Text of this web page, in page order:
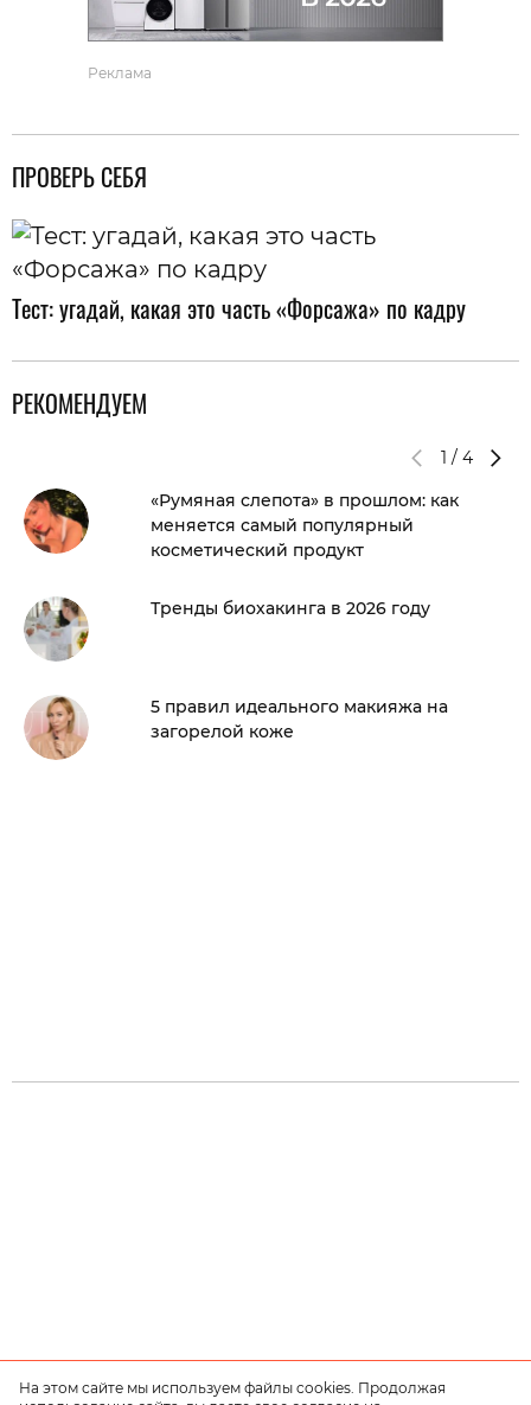
Реклама
ПРОВЕРЬ СЕБЯ
Тест: угадай, какая это часть «Форсажа» по кадру
РЕКОМЕНДУЕМ
1 / 4
«Румяная слепота» в прошлом: как
меняется самый популярный
косметический продукт
Тренды биохакинга в 2026 году
5 правил идеального макияжа на
загорелой коже
На этом сайте мы используем файлы cookies. Продолжая